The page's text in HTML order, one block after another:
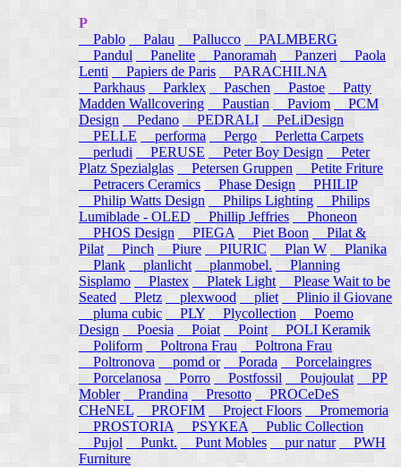
P
Pablo
Palau Pallucco
PALMBERG
Pandul
Panelite Panoramah Panzeri
Paola
Lenti
Papiers de Paris
PARACHILNA
Parkhaus
Parklex Paschen Pastoe
Patty
Madden Wallcovering
Paustian Paviom
PCM
Design
Pedano PEDRALI
PeLiDesign
PELLE
performa Pergo
Perletta Carpets
perludi
PERUSE Peter Boy Design
Peter
Platz Spezialglas
Petersen Gruppen
Petite Friture
Petracers Ceramics
Phase Design
PHILIP
Philip Watts Design
Philips Lighting
Philips
Lumiblade - OLED
Phillip Jeffries
Phoneon
PHOS Design
PIEGA Piet Boon
Pilat &
Pilat
Pinch Piure PIURIC Plan W
Planika
Plank
planlicht planmobel. Planning
Sisplamo
Plastex Platek Light
Please Wait to be
Seated
Pletz plexwood pliet
Plinio il Giovane
pluma cubic
PLY Plycollection
Poemo
Design
Poesia Poiat Point
POLI Keramik
Poliform
Poltrona Frau
Poltrona Frau
Poltronova
pomd or Porada
Porcelaingres
Porcelanosa
Porro Postfossil Poujoulat
PP
Mobler
Prandina Presotto
PROCeDeS
CHeNEL
PROFIM Project Floors
Promemoria
PROSTORIA
PSYKEA
Public Collection
Pujol
Punkt. Punt Mobles pur natur
PWH
Furniture